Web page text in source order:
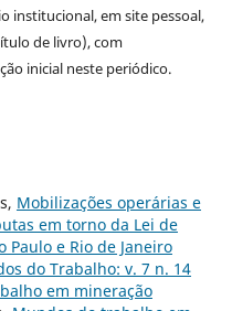
institucional, em site pessoal,
de livro), com
inicial neste periódico.
Mobilizações operárias e
em torno da Lei de
Paulo e Rio de Janeiro
do Trabalho: v. 7 n. 14
em mineração